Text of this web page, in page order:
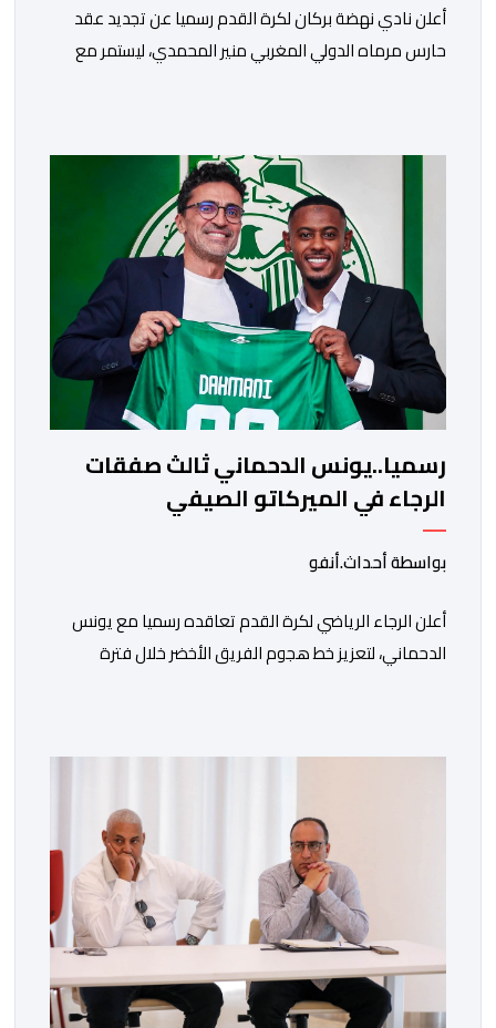
​أعلن نادي نهضة بركان لكرة القدم رسميا عن تجديد عقد
حارس مرماه الدولي المغربي منير المحمدي، ليستمر مع
الاجتماعي، مصحوبا بعبارة “الرحلة مستمرة”، في إشارة إلى
رغبة الإدارة في الحفاظ على ركائز الفريق والتعزيز من
استقراره الفني […]
رسميا..يونس الدحماني ثالث صفقات
الرجاء في الميركاتو الصيفي
بواسطة أحداث.أنفو
أعلن الرجاء الرياضي لكرة القدم تعاقده رسميا مع يونس
الدحماني، لتعزيز خط هجوم الفريق الأخضر خلال فترة
الطاقم التقني للرجاء لتقديم الإضافة المرجوة في
أداء لافت قدمه اللاعب برفقة اتحاد […]